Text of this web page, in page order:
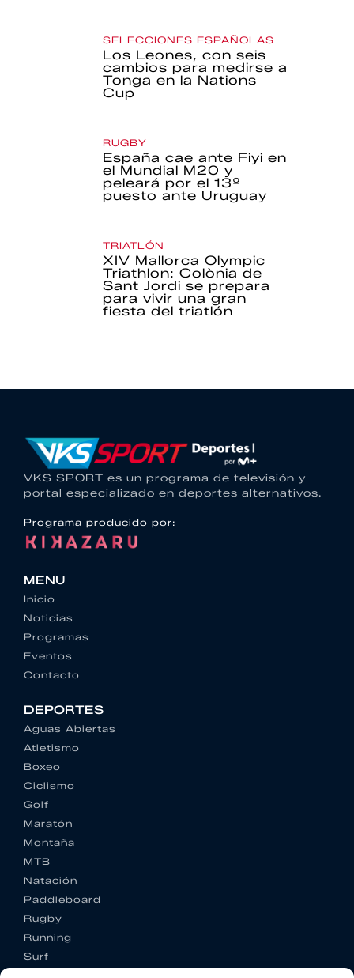
SELECCIONES ESPAÑOLAS
Los Leones, con seis
cambios para medirse a
Tonga en la Nations
Cup
RUGBY
España cae ante Fiyi en
el Mundial M20 y
peleará por el 13º
puesto ante Uruguay
TRIATLÓN
XIV Mallorca Olympic
Triathlon: Colònia de
Sant Jordi se prepara
para vivir una gran
fiesta del triatlón
VKS SPORT es un programa de televisión y
portal especializado en deportes alternativos.
Programa producido por:
MENU
Inicio
Noticias
Programas
Eventos
Contacto
DEPORTES
Aguas Abiertas
Atletismo
Boxeo
Ciclismo
Golf
Maratón
Montaña
MTB
Natación
Paddleboard
Rugby
Running
Surf